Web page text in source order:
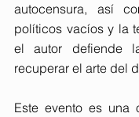
autocensura, así
políticos vacíos y la
el autor defiende
recuperar el arte del
Este evento es una